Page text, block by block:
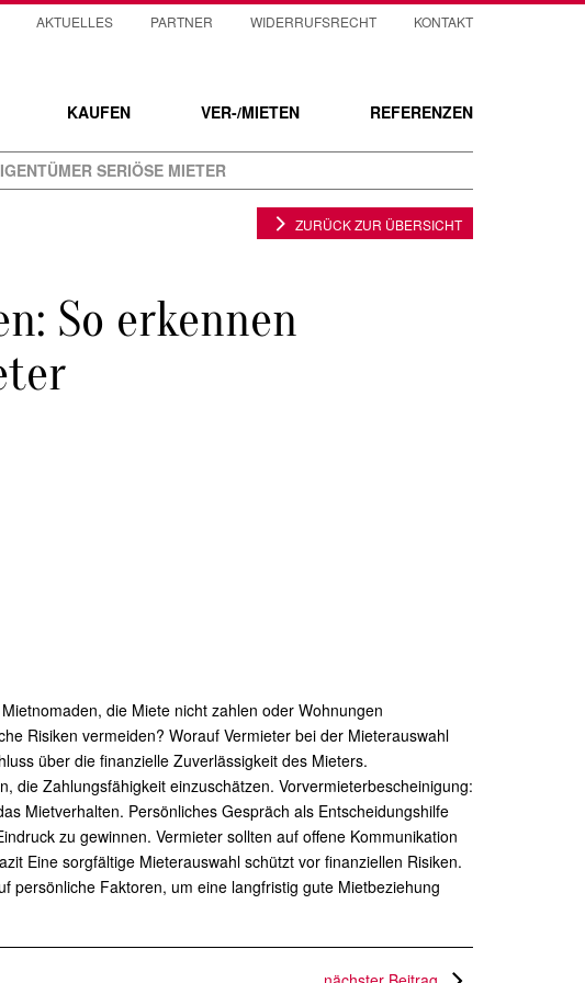
KAUFEN VER-/MIETEN REFERENZEN
AKTUELLES PARTNER WIDERRUFSRECHT KONTAKT
SERIÖSE MIETER
So erkennen
ZURÜCK ZUR ÜBERSICHT
die Miete nicht zahlen oder Wohnungen
Risiken vermeiden? Worauf Vermieter bei der Mieterauswahl
über die finanzielle Zuverlässigkeit des Mieters.
die Zahlungsfähigkeit einzuschätzen. Vorvermieterbescheinigung:
Mietverhalten. Persönliches Gespräch als Entscheidungshilfe
zu gewinnen. Vermieter sollten auf offene Kommunikation
Eine sorgfältige Mieterauswahl schützt vor finanziellen Risiken.
persönliche Faktoren, um eine langfristig gute Mietbeziehung